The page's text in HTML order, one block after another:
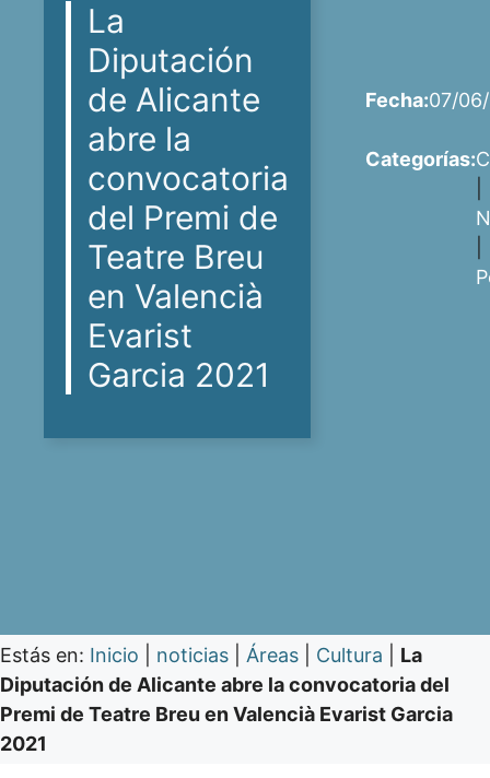
La
Diputación
de Alicante
abre la
convocatoria
del Premi de
Teatre Breu
en Valencià
Evarist
Garcia 2021
Fecha:07/
Categorías:
Estás en: Inicio noticias Áreas Cultura
La
Diputación de Alicante abre la convocatoria del
Premi de Teatre Breu en Valencià Evarist Garcia
2021